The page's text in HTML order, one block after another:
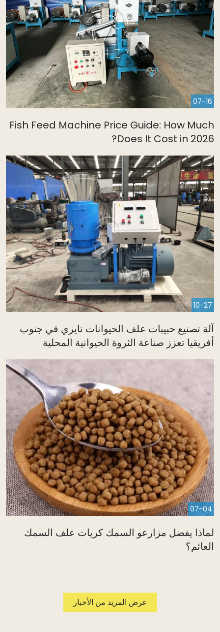
07-16
Fish Feed Machine Price Guide: How
Does It Cost in
10-27
تصنيع حبيبات علف الحيوانات تايزي في جنوب
تعزز صناعة الثروة الحيوانية المحلية
07-04
يفضل مزارعو السمك كريات علف السمك
عرض المزيد من الأخبار